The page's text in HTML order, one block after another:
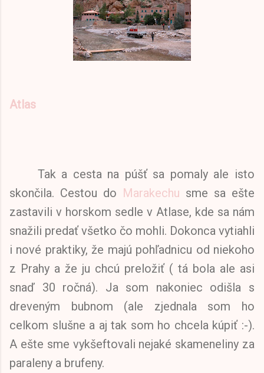
Atlas
Tak a cesta na púšť sa pomaly ale isto
skončila. Cestou do Marakechu sme sa ešte
zastavili v horskom sedle v Atlase, kde sa nám
snažili predať všetko čo mohli. Dokonca vytiahli
i nové praktiky, že majú pohľadnicu od niekoho
z Prahy a že ju chcú preložiť ( tá bola ale asi
snaď 30 ročná). Ja som nakoniec odišla s
dreveným bubnom (ale zjednala som ho
celkom slušne a aj tak som ho chcela kúpiť :-).
A ešte sme vykšeftovali nejaké skameneliny za
paraleny a brufeny.